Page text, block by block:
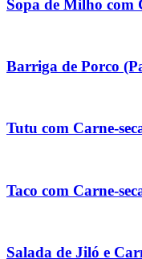
Sopa de Milho com
Barriga de Porco
Tutu com Carne-
Taco com Carne-
Salada de Jiló e